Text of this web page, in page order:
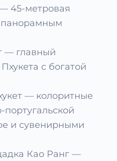
45-метровая
панорамным
— главный
с богатой
— колоритные
португальской
и сувенирными
Као Ранг —